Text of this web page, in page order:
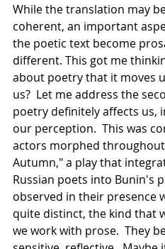
While the translation may
coherent, an important
the poetic text become
different. This got me
about poetry that it moves
us?  Let me address the
poetry definitely affects us,
our perception.  This was
actors morphed
Autumn," a play that
Russian poets into Bunin's
observed in their presence
quite distinct, the kind that
we work with prose.  They